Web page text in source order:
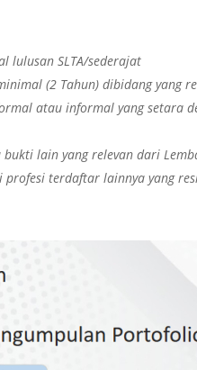
lulusan SLTA/sederajat
(2 Tahun) dibidang yang
atau informal yang setara
lain yang relevan dari
profesi terdaftar lainnya yang